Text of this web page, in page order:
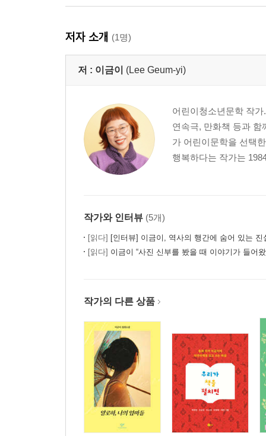
저자 소개 (1명)
저 : 이금이 (Lee Geum-yi)
어린이청소년문학 작
연속극, 만화책 등과 함
가 어린이문학을 선택
행복하다는 작가는
작가와 인터뷰 (5개)
[읽다] [인터뷰] 이금이, 역사의 행간에 숨어 있는 진
[읽다] 이금이 “사진 신부를 봤을 때 이야기가 들어
작가의 다른 상품